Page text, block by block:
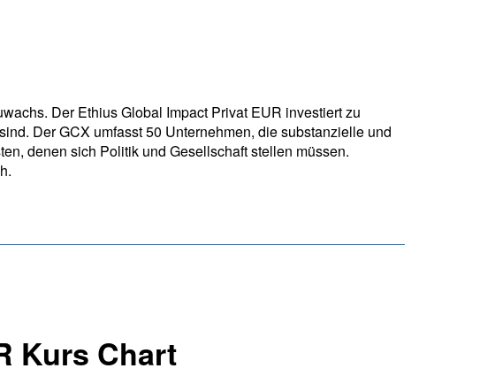
Der Ethius Global Impact Privat EUR investiert zu
Der GCX umfasst 50 Unternehmen, die substanzielle und
denen sich Politik und Gesellschaft stellen müssen.
Kurs Chart